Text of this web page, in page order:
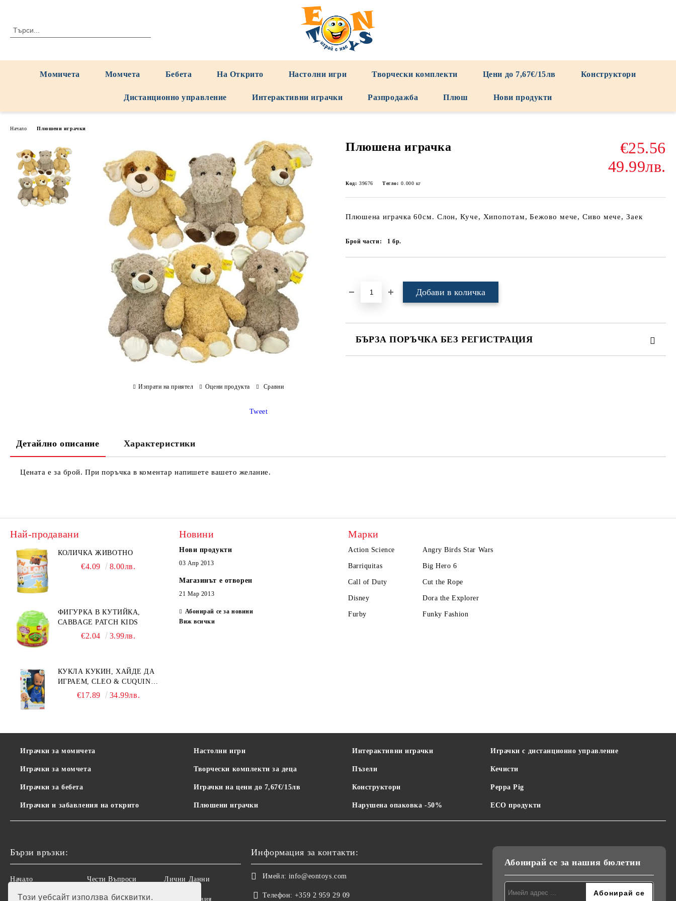
Този уебсайт използва бисквитки.
Момичета Момчета Бебета На Открито Настолни игри Творчески комплекти Цени до 7,67€/15лв Конструктори
Дистанционно управление Интерактивни играчки Разпродажба Плюш Нови продукти
Начало Плюшени играчки
Плюшена играчка
€25.56
49.99лв.
Код: 39676 Тегло: 0.000 кг
Плюшена играчка 60см. Слон, Куче, Хипопотам, Бежово мече, Сиво мече, Заек
Брой части: 1бр.
БЪРЗА ПОРЪЧКА БЕЗ РЕГИСТРАЦИЯ
Изпрати на приятел Оцени продукта Сравни
Tweet
Детайлно описание Характеристики
Цената е за брой. При поръчка в коментар напишете вашето желание.
Най-продавани
КОЛИЧКА ЖИВОТНО
€4.09 8.00лв.
ФИГУРКА В КУТИЙКА,
CABBAGE PATCH KIDS
€2.04 3.99лв.
КУКЛА КУКИН, ХАЙДЕ ДА
ИГРАЕМ, CLEO & CUQUIN,
25 СМ.€17.89 34.99лв.
Новини
Нови продукти
03 Апр 2013
Магазинът е отворен
21 Мар 2013
Абонирай се за новини
Виж всички
Марки
Action Science Angry Birds Star Wars
Barriquitas Big Hero 6
Call of Duty Cut the Rope
Disney Dora the Explorer
Furby Funky Fashion
Играчки за момичета
Играчки за момчета
Играчки за бебета
Играчки и забавления на открито
Настолни игри
Творчески комплекти за деца
Играчки на цени до 7,67€/15лв
Плюшени играчки
Интерактивни играчки
Пъзели
Конструктори
Нарушена опаковка -50%
Играчки с дистанционно управление
Кечисти
Peppa Pig
ECO продукти
Бързи връзки:
Начало
Рекламации
Чести Въпроси
Регистрация
Лични Данни
Общи условия
Информация за контакти:
Имейл: info@eontoys.com
Телефон: +359 2 959 29 09
Абонирай се за нашия бюлетин